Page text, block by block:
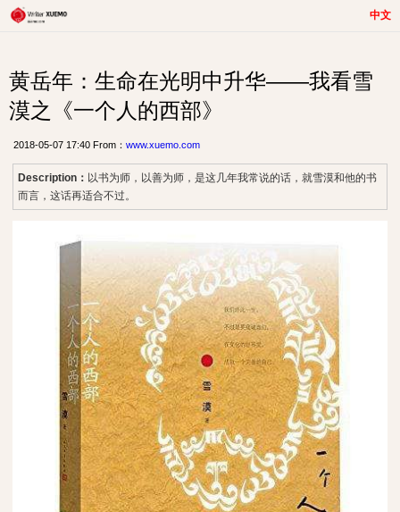
中文
黄岳年：生命在光明中升华——我看雪
漠之《一个人的西部》
2018-05-07 17:40 From： www.xuemo.com
Description： 以书为师，以善为师，是这几年我常说的话，就雪漠和他的书
而言，这话再适合不过。